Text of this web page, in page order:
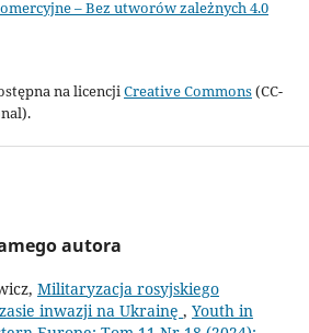
– Bez utworów zależnych 4.0
na licencji Creative Commons(CC-
autora
Militaryzacja rosyjskiego
inwazji na Ukrainę , Youth in